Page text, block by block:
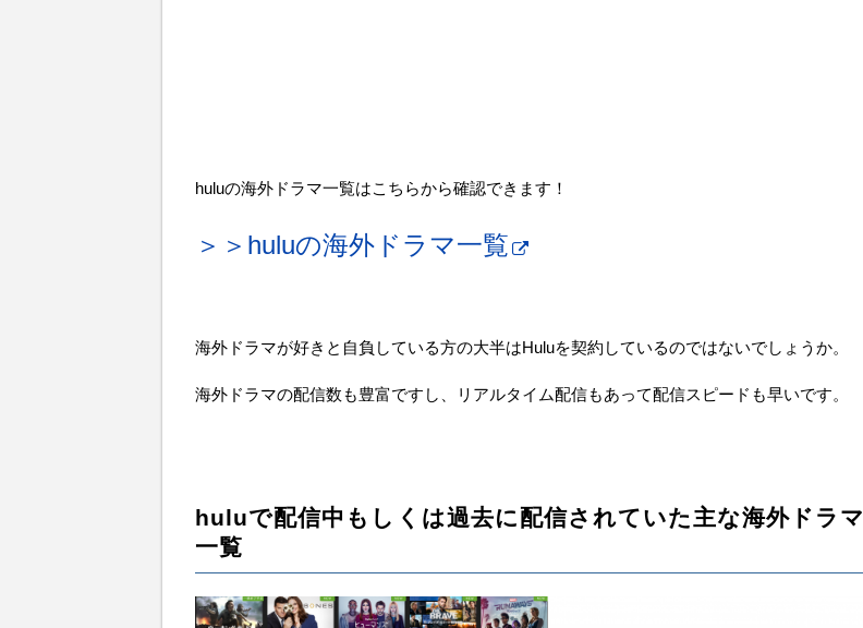
huluの海外ドラマ一覧はこちらから確認できます！
＞＞huluの海外ドラマ一覧
海外ドラマが好きと自負している方の大半はHuluを契約しているのではないでしょうか。
海外ドラマの配信数も豊富ですし、リアルタイム配信もあって配信スピードも早いです。
huluで配信中もしくは過去に配信されていた主な海外ドラマ
一覧